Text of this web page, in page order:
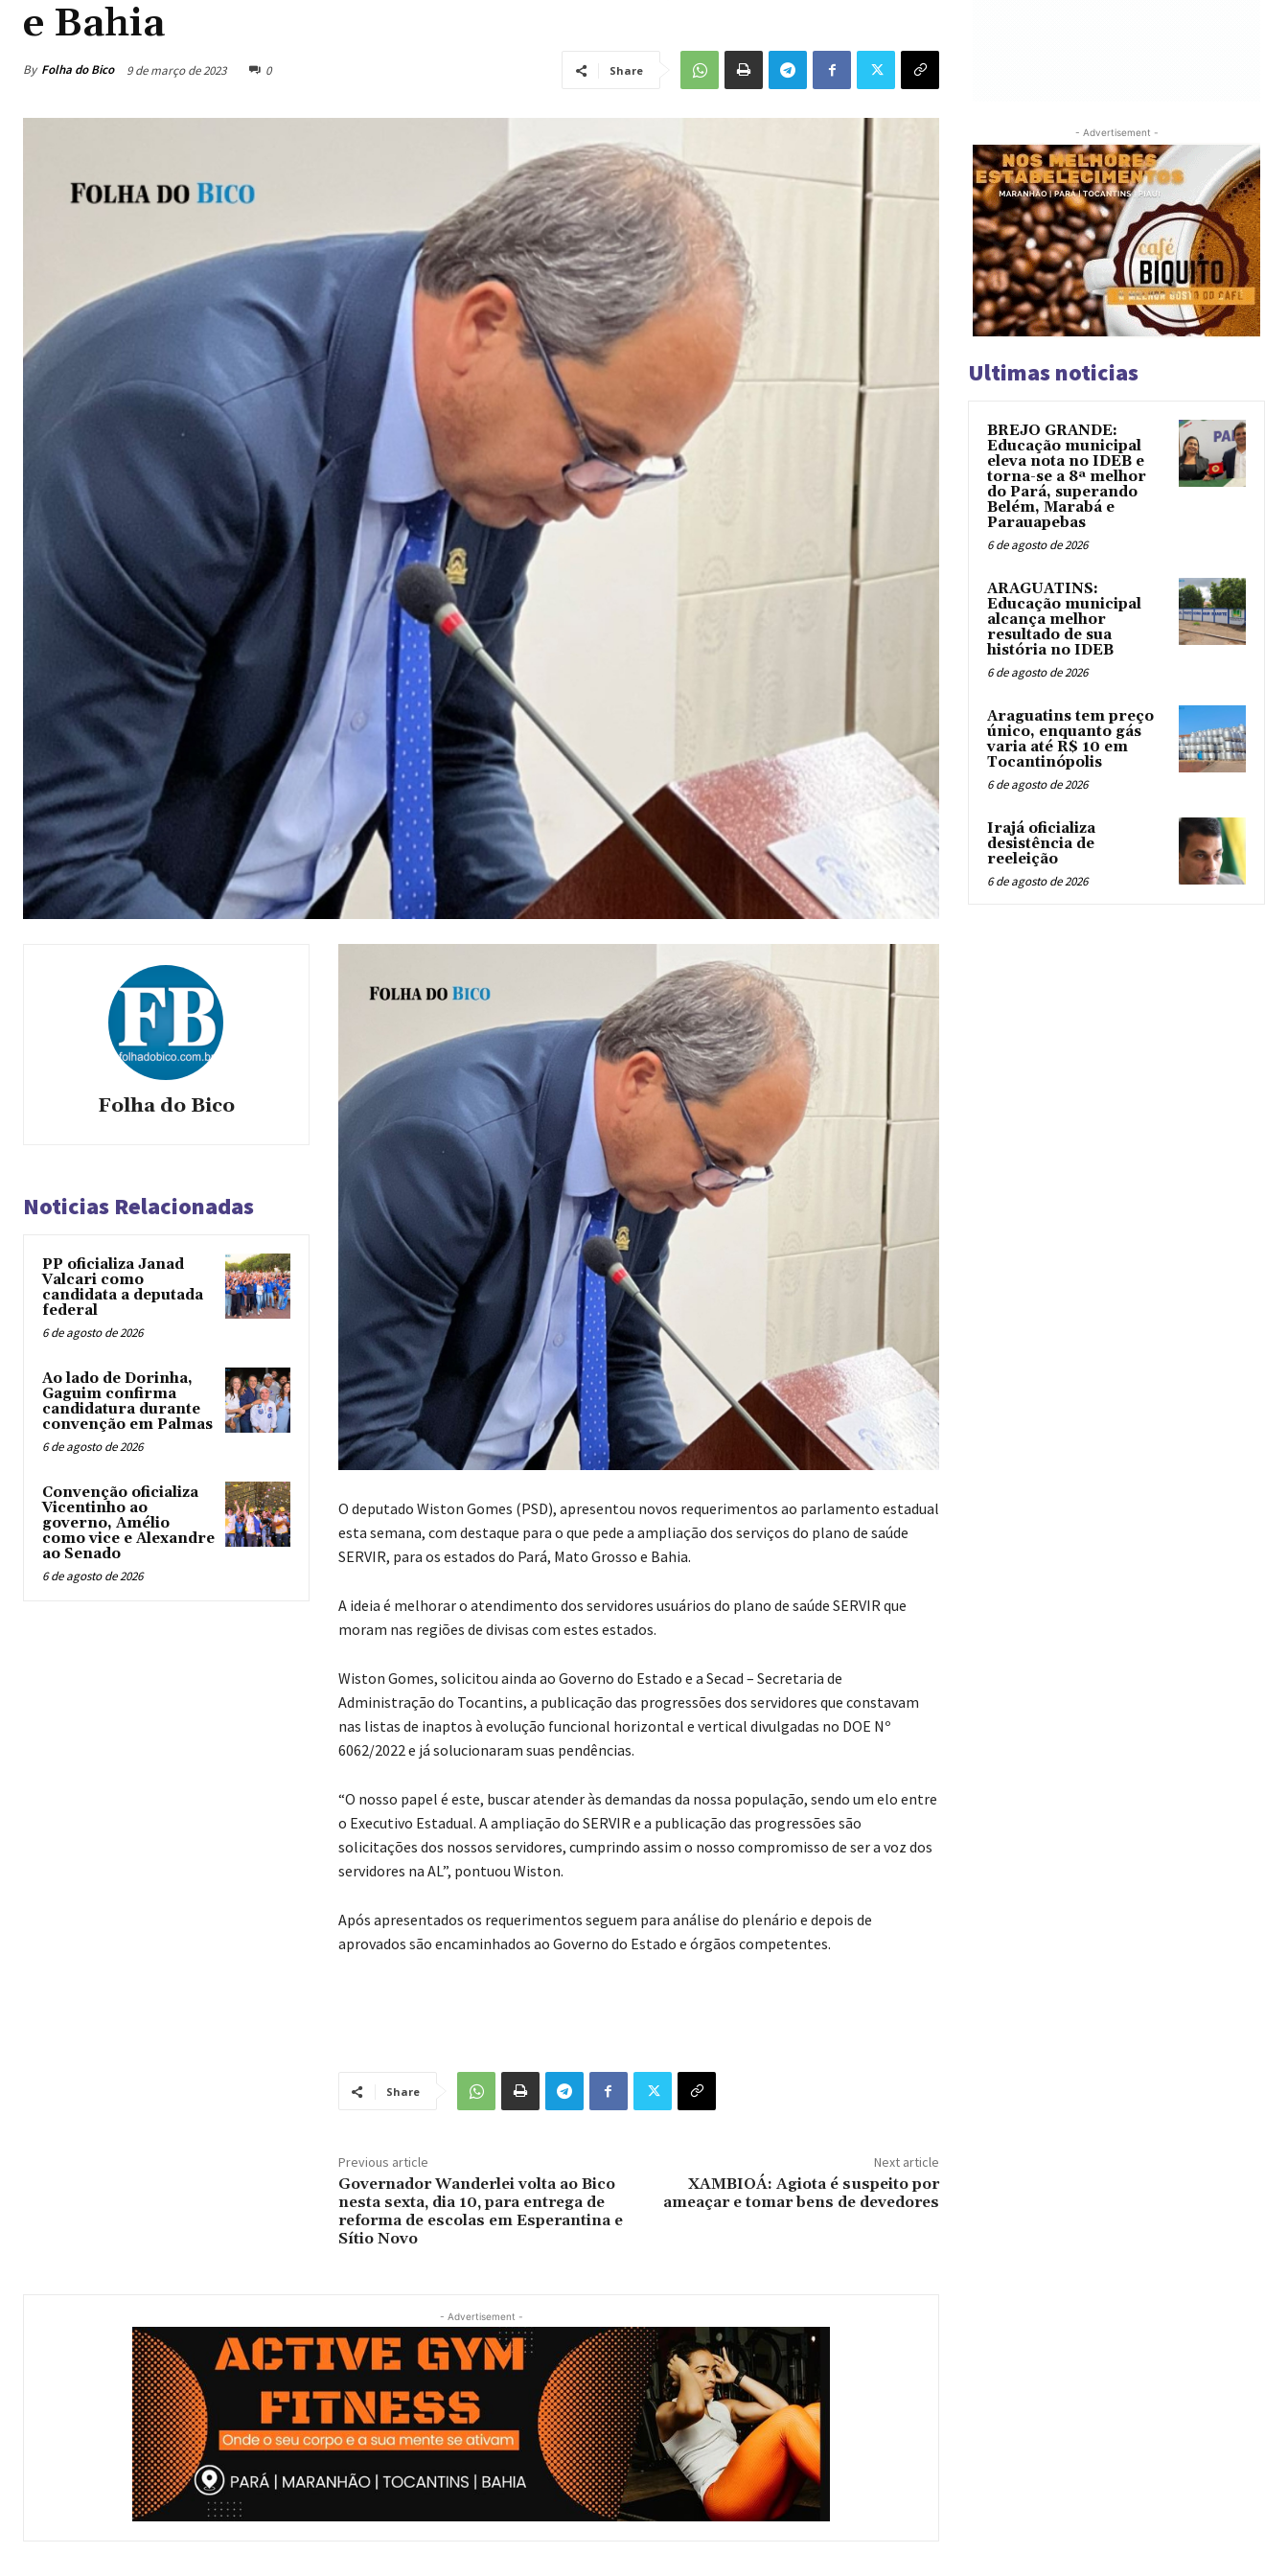
e Bahia
By Folha do Bico 9 de março de 2023 0 Share
Folha do Bico
Noticias Relacionadas
PP oficializa Janad
Valcari como
candidata a deputada
federal
6 de agosto de 2026
Ao lado de Dorinha,
Gaguim confirma
candidatura durante
convenção em Palmas
6 de agosto de 2026
Convenção oficializa
Vicentinho ao
governo, Amélio
como vice e Alexandre
ao Senado
6 de agosto de 2026
O deputado Wiston Gomes (PSD), apresentou novos requerimentos ao parlamento estadual
esta semana, com destaque para o que pede a ampliação dos serviços do plano de saúde
SERVIR, para os estados do Pará, Mato Grosso e Bahia.
A ideia é melhorar o atendimento dos servidores usuários do plano de saúde SERVIR que
moram nas regiões de divisas com estes estados.
Wiston Gomes, solicitou ainda ao Governo do Estado e a Secad – Secretaria de
Administração do Tocantins, a publicação das progressões dos servidores que constavam
nas listas de inaptos à evolução funcional horizontal e vertical divulgadas no DOE Nº
6062/2022 e já solucionaram suas pendências.
“O nosso papel é este, buscar atender às demandas da nossa população, sendo um elo entre
o Executivo Estadual. A ampliação do SERVIR e a publicação das progressões são
solicitações dos nossos servidores, cumprindo assim o nosso compromisso de ser a voz dos
servidores na AL”, pontuou Wiston.
Após apresentados os requerimentos seguem para análise do plenário e depois de
aprovados são encaminhados ao Governo do Estado e órgãos competentes.
Share
Previous article
Governador Wanderlei volta ao Bico
nesta sexta, dia 10, para entrega de
reforma de escolas em Esperantina e
Sítio Novo
Next article
XAMBIOÁ: Agiota é suspeito por
ameaçar e tomar bens de devedores
- Advertisement -
- Advertisement -
Ultimas noticias
BREJO GRANDE:
Educação municipal
eleva nota no IDEB e
torna-se a 8ª melhor
do Pará, superando
Belém, Marabá e
Parauapebas
6 de agosto de 2026
ARAGUATINS:
Educação municipal
alcança melhor
resultado de sua
história no IDEB
6 de agosto de 2026
Araguatins tem preço
único, enquanto gás
varia até R$ 10 em
Tocantinópolis
6 de agosto de 2026
Irajá oficializa
desistência de
reeleição
6 de agosto de 2026